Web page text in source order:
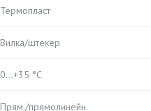
Термопласт
Вилка/штекер
0...+35 °C
Прям./прямолинейн.